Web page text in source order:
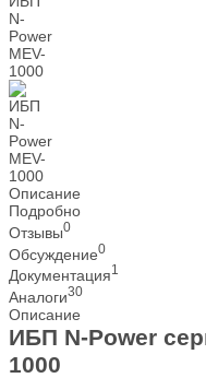
Описание
Подробно
Отзывы0
Обсуждение0
Документация1
Аналоги30
Описание
ИБП N-Power
1000